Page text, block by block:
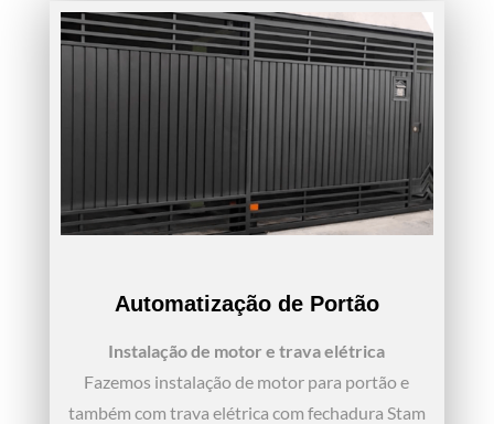
Automatização de Portão
Instalação de motor e trava elétrica
Fazemos instalação de motor para portão e
também com trava elétrica com fechadura Stam